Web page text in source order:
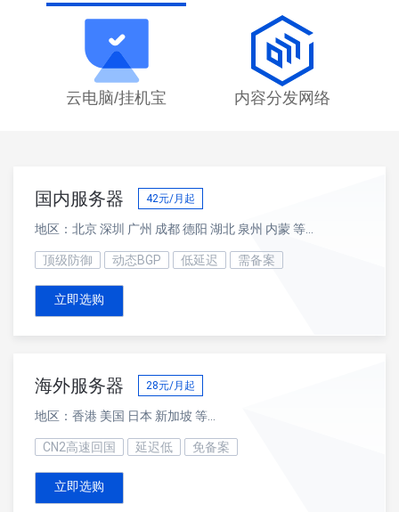
云电脑/挂机宝 内容分发网络
国内服务器 42元/月起
地区：北京 深圳 广州 成都 德阳 湖北 泉州 内蒙 等...
顶级防御 动态BGP 低延迟 需备案
立即选购
海外服务器 28元/月起
地区：香港 美国 日本 新加坡 等...
CN2高速回国 延迟低 免备案
立即选购